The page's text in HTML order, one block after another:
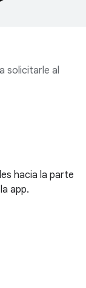
solicitarle al
hacia la parte
app.